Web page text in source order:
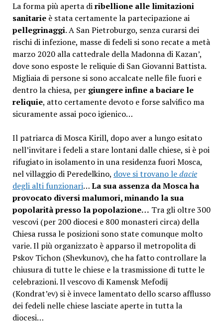
La forma più aperta diribellione alle limitazioni
sanitarieè stata certamente la partecipazione ai
pellegrinaggi. A San Pietroburgo, senza curarsi dei
rischi di infezione, masse di fedeli si sono recate a metà
marzo 2020 alla cattedrale della Madonna di Kazan’,
dove sono esposte le reliquie di San Giovanni Battista.
Migliaia di persone si sono accalcate nelle file fuori e
dentro la chiesa, per giungere infine a baciare le
reliquie, atto certamente devoto e forse salvifico ma
sicuramente assai poco igienico…
Il patriarca di Mosca Kirill, dopo aver a lungo esitato
nell’invitare i fedeli a stare lontani dalle chiese, si è poi
rifugiato in isolamento in una residenza fuori Mosca,
nel villaggio di Peredelkino, dove si trovano ledacie
degli alti funzionari…La sua assenza da Mosca ha
provocato diversi malumori, minando la sua
popolarità presso la popolazione… Tra gli oltre 300
vescovi (per 200 diocesi e 800 monasteri circa) della
Chiesa russa le posizioni sono state comunque molto
varie. Il più organizzato è apparso il metropolita di
Pskov Tichon (Shevkunov), che ha fatto controllare la
chiusura di tutte le chiese e la trasmissione di tutte le
celebrazioni. Il vescovo di Kamensk Mefodij
(Kondrat’ev) si è invece lamentato dello scarso afflusso
dei fedeli nelle chiese lasciate aperte in tutta la
diocesi…